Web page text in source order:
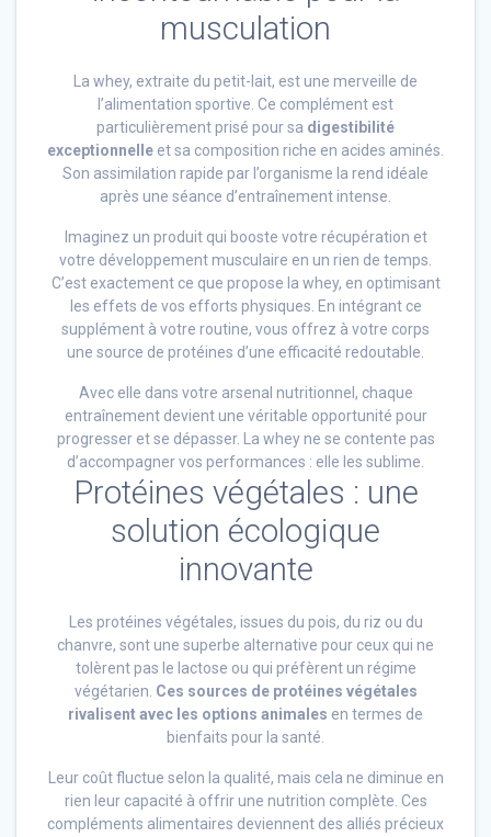
musculation
La whey, extraite du petit-lait, est une merveille de
l’alimentation sportive. Ce complément est
particulièrement prisé pour sa digestibilité
exceptionnelle et sa composition riche en acides aminés.
Son assimilation rapide par l’organisme la rend idéale
après une séance d’entraînement intense.
Imaginez un produit qui booste votre récupération et
votre développement musculaire en un rien de temps.
C’est exactement ce que propose la whey, en optimisant
les effets de vos efforts physiques. En intégrant ce
supplément à votre routine, vous offrez à votre corps
une source de protéines d’une efficacité redoutable.
Avec elle dans votre arsenal nutritionnel, chaque
entraînement devient une véritable opportunité pour
progresser et se dépasser. La whey ne se contente pas
d’accompagner vos performances : elle les sublime.
Protéines végétales : une
solution écologique
innovante
Les protéines végétales, issues du pois, du riz ou du
chanvre, sont une superbe alternative pour ceux qui ne
tolèrent pas le lactose ou qui préfèrent un régime
végétarien. Ces sources de protéines végétales
rivalisent avec les options animales en termes de
bienfaits pour la santé.
Leur coût fluctue selon la qualité, mais cela ne diminue en
rien leur capacité à offrir une nutrition complète. Ces
compléments alimentaires deviennent des alliés précieux